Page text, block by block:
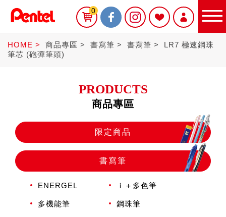
限定商品
書寫筆
0
HOME 商品專區 書寫筆 書寫筆
LR7 極速鋼珠
筆芯 (砲彈筆頭)
PRODUCTS
商品專區
限定商品
書寫筆
ENERGEL ｉ＋多色筆
多機能筆 鋼珠筆